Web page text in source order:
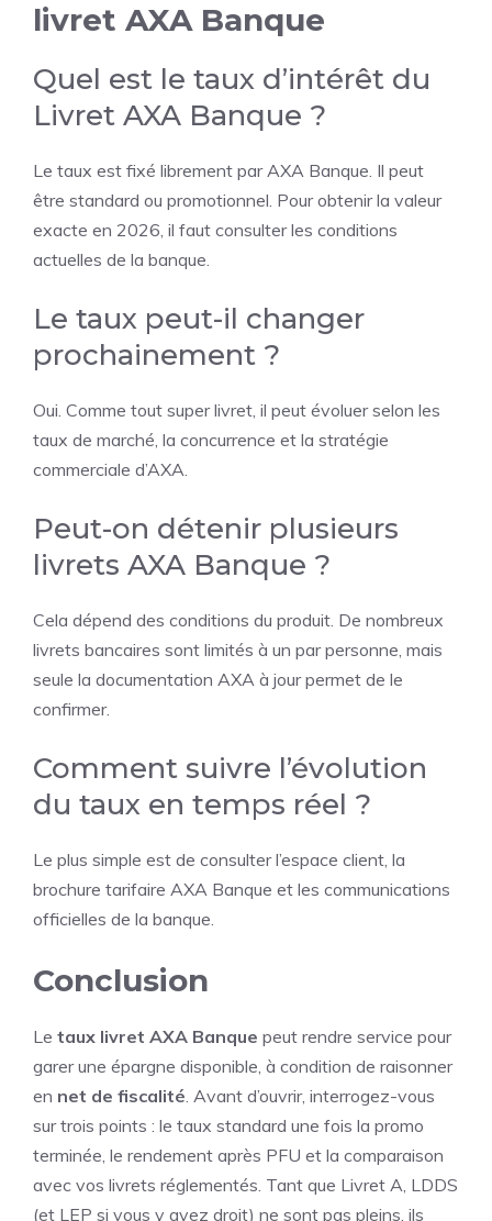
livret AXA Banque
Quel est le taux d’intérêt du
Livret AXA Banque ?
Le taux est fixé librement par AXA Banque. Il peut
être standard ou promotionnel. Pour obtenir la valeur
exacte en 2026, il faut consulter les conditions
actuelles de la banque.
Le taux peut-il changer
prochainement ?
Oui. Comme tout super livret, il peut évoluer selon les
taux de marché, la concurrence et la stratégie
commerciale d’AXA.
Peut-on détenir plusieurs
livrets AXA Banque ?
Cela dépend des conditions du produit. De nombreux
livrets bancaires sont limités à un par personne, mais
seule la documentation AXA à jour permet de le
confirmer.
Comment suivre l’évolution
du taux en temps réel ?
Le plus simple est de consulter l’espace client, la
brochure tarifaire AXA Banque et les communications
officielles de la banque.
Conclusion
Le taux livret AXA Banque peut rendre service pour
garer une épargne disponible, à condition de raisonner
en net de fiscalité. Avant d’ouvrir, interrogez-vous
sur trois points : le taux standard une fois la promo
terminée, le rendement après PFU et la comparaison
avec vos livrets réglementés. Tant que Livret A, LDDS
(et LEP si vous y avez droit) ne sont pas pleins, ils